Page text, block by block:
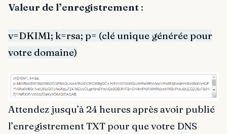
Valeur de l’enregistrement :
v=DKIM1; k=rsa; p= (clé unique générée pour
votre domaine)
Attendez jusqu’à 24 heures après avoir publié
l’enregistrement TXT pour que votre DNS